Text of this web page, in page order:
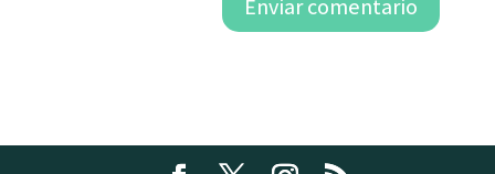
Enviar comentario